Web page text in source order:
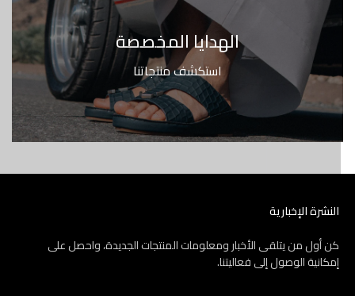
الهدايا المخصصة
استكشف منتجاتنا
النشرة الإخبارية
كن أول من يتلقى الأخبار ومعلومات المنتجات الجديدة، واحصل على
إمكانية الوصول إلى فعاليتنا.